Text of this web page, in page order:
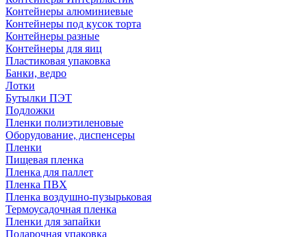
Контейнеры алюминиевые
Контейнеры под кусок торта
Контейнеры разные
Контейнеры для яиц
Пластиковая упаковка
Банки, ведро
Лотки
Бутылки ПЭТ
Подложки
Пленки полиэтиленовые
Оборудование, диспенсеры
Пленки
Пищевая пленка
Пленка для паллет
Пленка ПВХ
Пленка воздушно-пузырьковая
Термоусадочная пленка
Пленки для запайки
Подарочная упаковка